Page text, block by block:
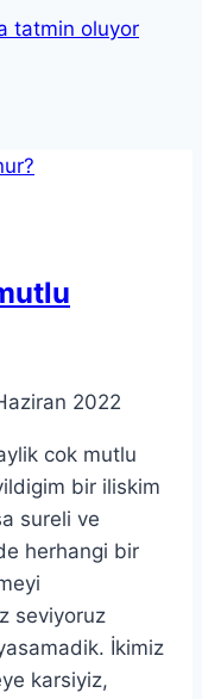
tatmin oluyor
2022
cok mutlu
bir iliskim
sureli ve
herhangi bir
seviyoruz
İkimiz
karsiyiz,